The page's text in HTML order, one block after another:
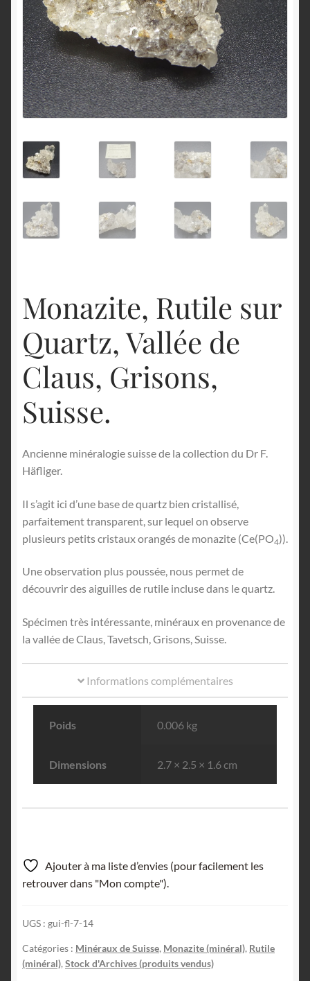
Monazite, Rutile sur
Quartz, Vallée de
Claus, Grisons,
Suisse.
Ancienne minéralogie suisse de la collection du Dr F.
Häfliger.
Il s’agit ici d’une base de quartz bien cristallisé,
parfaitement transparent, sur lequel on observe
plusieurs petits cristaux orangés de monazite (Ce(PO4)).
Une observation plus poussée, nous permet de
découvrir des aiguilles de rutile incluse dans le quartz.
Spécimen très intéressante, minéraux en provenance de
la vallée de Claus, Tavetsch, Grisons, Suisse.
Informations complémentaires
Poids 0.006 kg
Dimensions 2.7 × 2.5 × 1.6 cm
Ajouter à ma liste d’envies (pour facilement les
retrouver dans "Mon compte").
UGS : gui-fl-7-14
Catégories : Minéraux de Suisse, Monazite (minéral), Rutile
(minéral), Stock d'Archives (produits vendus)